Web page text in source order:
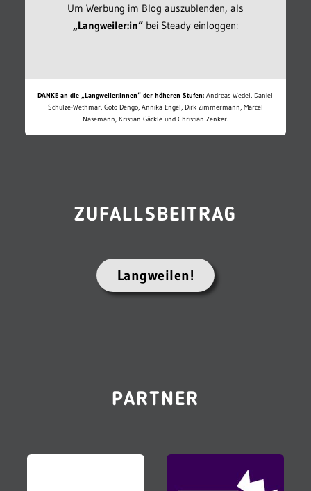
Um Werbung im Blog auszublenden, als
„Langweiler:in“bei Steady einloggen:
DANKE an die „Langweiler:innen“ der höheren Stufen: Andreas Wedel, Daniel
Schulze-Wethmar, Goto Dengo, Annika Engel, Dirk Zimmermann, Marcel
Nasemann, Kristian Gäckle und Christian Zenker.
ZUFALLSBEITRAG
Langweilen!
PARTNER